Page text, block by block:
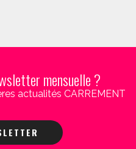
mensuelle ?
actualités CARREMENT